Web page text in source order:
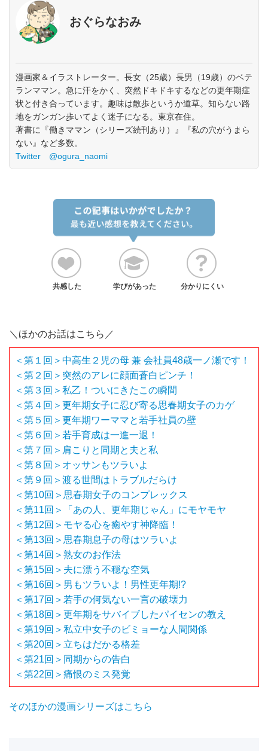
おぐらなおみ
漫画家＆イラストレーター。長女（25歳）長男（19歳）のベテ
ランママン。急に汗をかく、突然ドキドキするなどの更年期症
状と付き合っています。趣味は散歩というか道草。知らない路
地をガンガン歩いてよく迷子になる。東京在住。
著書に『働きママン（シリーズ続刊あり）』『私の穴がうまら
ない』など多数。
Twitter @ogura_naomi
共感した 学びがあった 分かりにくい
＼ほかのお話はこちら／
＜第１回＞中高生２児の母 兼 会社員48歳一ノ瀬です！
＜第２回＞突然のアレに顔面蒼白ピンチ！
＜第３回＞私乙！ついにきたこの瞬間
＜第４回＞更年期女子に忍び寄る思春期女子のカゲ
＜第５回＞更年期ワーママと若手社員の壁
＜第６回＞若手育成は一進一退！
＜第７回＞肩こりと同期と夫と私
＜第８回＞オッサンもツラいよ
＜第９回＞渡る世間はトラブルだらけ
＜第10回＞思春期女子のコンプレックス
＜第11回＞「あの人、更年期じゃん」にモヤモヤ
＜第12回＞モヤる心を癒やす神降臨！
＜第13回＞思春期息子の母はツラいよ
＜第14回＞熟女のお作法
＜第15回＞夫に漂う不穏な空気
＜第16回＞男もツラいよ！男性更年期!?
＜第17回＞若手の何気ない一言の破壊力
＜第18回＞更年期をサバイブしたパイセンの教え
＜第19回＞私立中女子のビミョーな人間関係
＜第20回＞立ちはだかる格差
＜第21回＞同期からの告白
＜第22回＞痛恨のミス発覚
そのほかの漫画シリーズはこちら